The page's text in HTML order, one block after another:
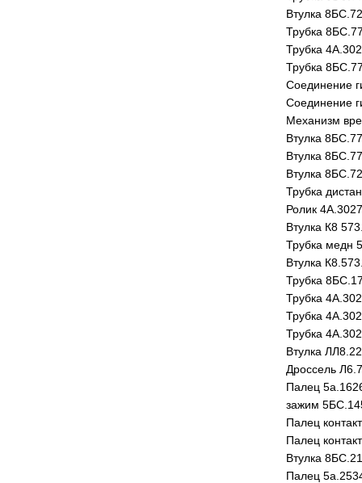
Втулка
Трубка
Трубка
Трубка
Соединение
Соединение
Механизм
Втулка
Втулка
Втулка
Трубка
Ролик
Втулка К8
Трубка медн
Втулка
Трубка
Трубка
Трубка
Трубка
Втулка
Дроссель
Палец
зажим
Палец
Палец
Втулка
Палец